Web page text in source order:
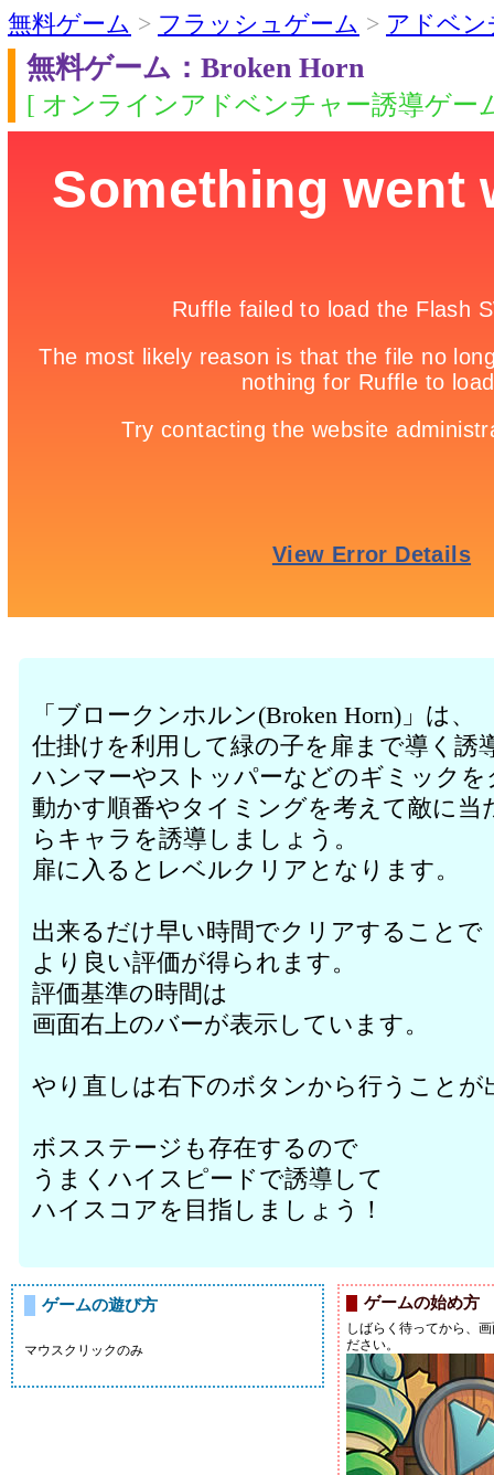
無料ゲーム > フラッシュゲーム > アドベン
無料ゲーム：Broken Horn
[ オンラインアドベンチャー誘導ゲー
「ブロークンホルン(Broken Horn)」は、
仕掛けを利用して緑の子を扉まで導く誘
ハンマーやストッパーなどのギミック
動かす順番やタイミングを考えて敵に
らキャラを誘導しましょう。
扉に入るとレベルクリアとなります。
出来るだけ早い時間でクリアすることで
より良い評価が得られます。
評価基準の時間は
画面右上のバーが表示しています。
やり直しは右下のボタンから行うことが
ボスステージも存在するので
うまくハイスピードで誘導して
ハイスコアを目指しましょう！
ゲームの遊び方
マウスクリックのみ
ゲームの始め方
しばらく待ってから、
ださい。